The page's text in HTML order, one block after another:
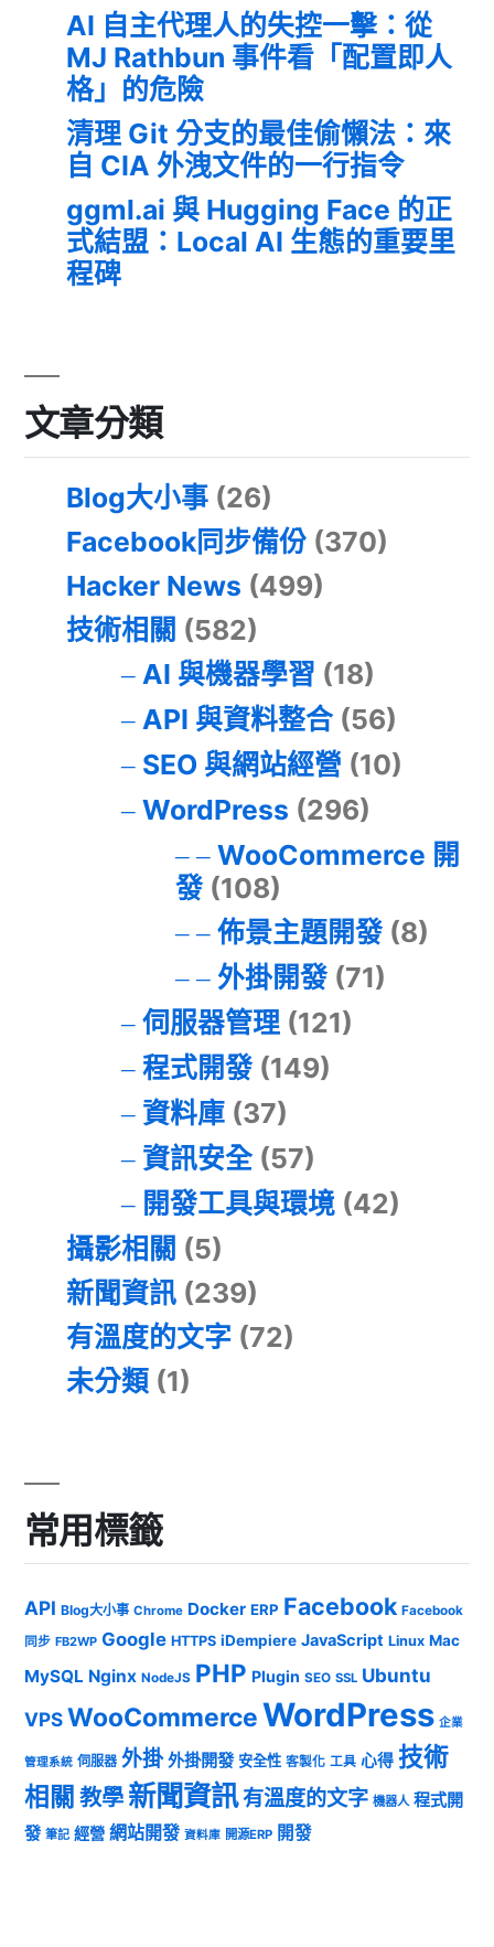
AI 自主代理人的失控一擊：從
MJ Rathbun 事件看「配置即人
格」的危險
清理 Git 分支的最佳偷懶法：來
自 CIA 外洩文件的一行指令
ggml.ai 與 Hugging Face 的正
式結盟：Local AI 生態的重要里
程碑
文章分類
Blog大小事 (26)
Facebook同步備份 (370)
Hacker News (499)
技術相關 (582)
AI 與機器學習 (18)
API 與資料整合(56)
SEO 與網站經營 (10)
WordPress (296)
WooCommerce 開
發(108)
佈景主題開發(8)
外掛開發(71)
伺服器管理(121)
程式開發(149)
資料庫(37)
資訊安全(57)
開發工具與環境(42)
攝影相關 (5)
新聞資訊 (239)
有溫度的文字 (72)
未分類 (1)
常用標籤
API Blog大小事 Chrome Docker ERP Facebook Facebook
同步 FB2WP Google HTTPS iDempiere JavaScript Linux Mac
MySQL Nginx NodeJS PHP Plugin SEO SSL Ubuntu
VPSWooCommerceWordPress 企業
管理系統 伺服器 外掛 外掛開發 安全性 客製化 工具 心得 技術
相關 教學 新聞資訊有溫度的文字 機器人 程式開
發 筆記 經營 網站開發 資料庫 開源ERP 開發